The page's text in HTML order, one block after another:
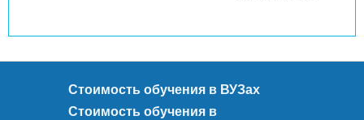
Стоимость обучения в ВУЗах
Стоимость обучения в